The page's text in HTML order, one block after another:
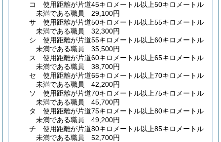
コ
使用距離が片道45キロメートル以上50キロメートル
未満である職員 29,100円
サ
使用距離が片道50キロメートル以上55キロメートル
未満である職員 32,300円
シ
使用距離が片道55キロメートル以上60キロメートル
未満である職員 35,500円
ス
使用距離が片道60キロメートル以上65キロメートル
未満である職員 38,700円
セ
使用距離が片道65キロメートル以上70キロメートル
未満である職員 42,200円
ソ
使用距離が片道70キロメートル以上75キロメートル
未満である職員 45,700円
タ
使用距離が片道75キロメートル以上80キロメートル
未満である職員 49,200円
チ
使用距離が片道80キロメートル以上85キロメートル
未満である職員 52,700円